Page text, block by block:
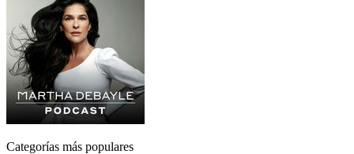
Categorías más populares